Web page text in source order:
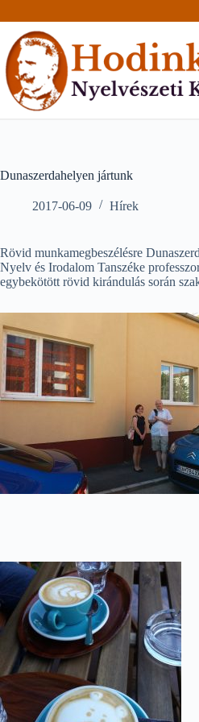
to
content
Dunaszerdahelyen jártunk
2017-06-09 Hírek
Rövid munkamegbeszélésre
Nyelv és Irodalom Tanszéke
egybekötött rövid kirándulás során